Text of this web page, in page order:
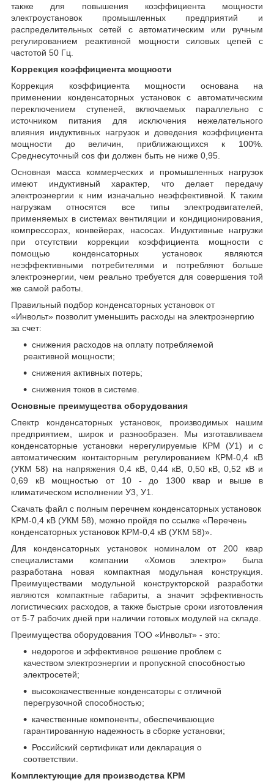
также для повышения коэффициента мощности
электроустановок промышленных предприятий и
распределительных сетей с автоматическим или ручным
регулированием реактивной мощности силовых цепей с
частотой 50 Гц.
Коррекция коэффициента мощности
Коррекция коэффициента мощности основана на
применении конденсаторных установок с автоматическим
переключением ступеней, включаемых параллельно с
источником питания для исключения нежелательного
влияния индуктивных нагрузок и доведения коэффициента
мощности до величин, приближающихся к 100%.
Среднесуточный cos фи должен быть не ниже 0,95.
Основная масса коммерческих и промышленных нагрузок
имеют индуктивный характер, что делает передачу
электроэнергии к ним изначально неэффективной. К таким
нагрузкам относятся все типы электродвигателей,
применяемых в системах вентиляции и кондиционирования,
компрессорах, конвейерах, насосах. Индуктивные нагрузки
при отсутствии коррекции коэффициента мощности с
помощью конденсаторных установок являются
неэффективными потребителями и потребляют больше
электроэнергии, чем реально требуется для совершения той
же самой работы.
Правильный подбор конденсаторных установок от
«Инвольт» позволит уменьшить расходы на электроэнергию
за счет:
снижения расходов на оплату потребляемой
реактивной мощности;
снижения активных потерь;
снижения токов в системе.
Основные преимущества оборудования
Спектр конденсаторных установок, производимых нашим
предприятием, широк и разнообразен. Мы изготавливаем
конденсаторные установки нерегулируемые КРМ (У1) и с
автоматическим контакторным регулированием КРМ-0,4 кВ
(УКМ 58) на напряжения 0,4 кВ, 0,44 кВ, 0,50 кВ, 0,52 кВ и
0,69 кВ мощностью от 10 - до 1300 квар и выше в
климатическом исполнении У3, У1.
Скачать файл с полным перечнем конденсаторных установок
КРМ-0,4 кВ (УКМ 58), можно пройдя по ссылке «Перечень
конденсаторных установок КРМ-0,4 кВ (УКМ 58)».
Для конденсаторных установок номиналом от 200 квар
специалистами компании «Хомов электро» была
разработана новая компактная модульная конструкция.
Преимуществами модульной конструкторской разработки
являются компактные габариты, а значит эффективность
логистических расходов, а также быстрые сроки изготовления
от 5-7 рабочих дней при наличии готовых модулей на складе.
Преимущества оборудования ТОО «Инвольт» - это:
недорогое и эффективное решение проблем с
качеством электроэнергии и пропускной способностью
электросетей;
высококачественные конденсаторы с отличной
перегрузочной способностью;
качественные компоненты, обеспечивающие
гарантированную надежность в сборке установки;
Российский сертификат или декларация о
соответствии.
Комплектующие для производства КРМ